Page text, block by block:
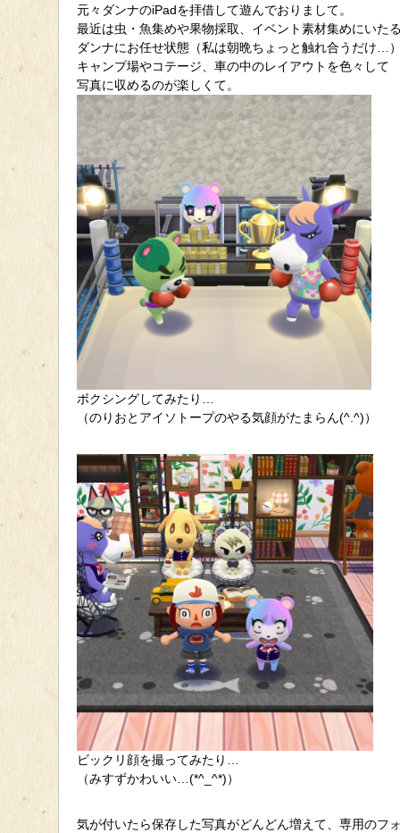
元々ダンナのiPadを拝借して遊んでおりまして。
最近は虫・魚集めや果物採取、イベント素材集めにいた
ダンナにお任せ状態（私は朝晩ちょっと触れ合うだけ…
キャンプ場やコテージ、車の中のレイアウトを色々して
写真に収めるのが楽しくて。
ボクシングしてみたり…
（のりおとアイソトープのやる気顔がたまらん(^.^)）
ビックリ顔を撮ってみたり…
（みすずかわいい…(*^_^*)）
気が付いたら保存した写真がどんどん増えて、専用のフ